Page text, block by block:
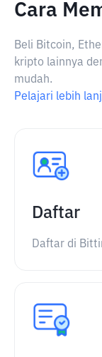
Cara
Beli Bitcoin,
kripto lainnya
mudah.
Pelajari lebih
Daftar
Daftar di